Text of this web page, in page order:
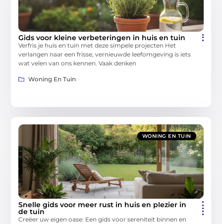
Gids voor kleine verbeteringen in huis en tuin
Verfris je huis en tuin met deze simpele projecten Het
verlangen naar een frisse, vernieuwde leefomgeving is iets
wat velen van ons kennen. Vaak denken
Woning En Tuin
WONING EN TUIN
Snelle gids voor meer rust in huis en plezier in
de tuin
Creëer uw eigen oase: Een gids voor sereniteit binnen en